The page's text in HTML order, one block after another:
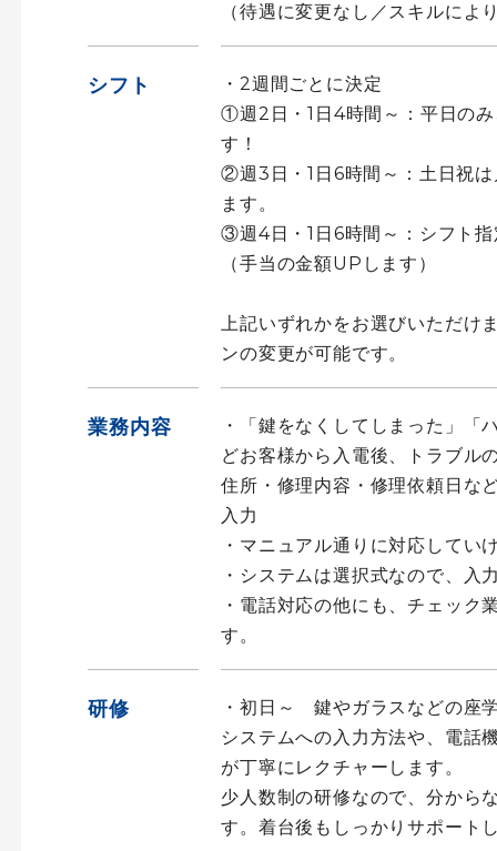
（待遇に変更なし／スキルによ
シフト
・2週間ごとに決定
①週2日・1日4時間～：平日の
す！
②週3日・1日6時間～：土日祝
ます。
③週4日・1日6時間～：シフト
（手当の金額UPします）
上記いずれかをお選びいただけ
ンの変更が可能です。
業務内容
・「鍵をなくしてしまった」「
どお客様から入電後、トラブル
住所・修理内容・修理依頼日
入力
・マニュアル通りに対応してい
・システムは選択式なので、
・電話対応の他にも、チェック
す。
研修
・初日～ 鍵やガラスなどの座
システムへの入力方法や、電話
が丁寧にレクチャーします。
少人数制の研修なので、分から
す。着台後もしっかりサポート